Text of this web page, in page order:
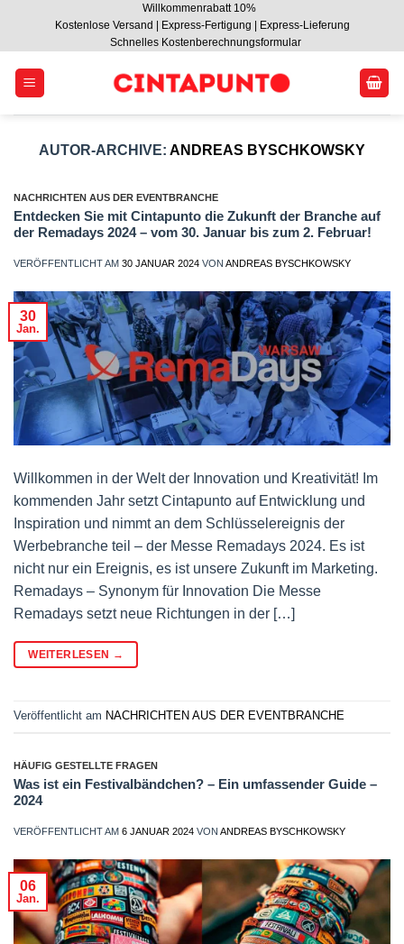
springen
Willkommenrabatt 10%
Kostenlose Versand | Express-Fertigung | Express-Lieferung
Schnelles Kostenberechnungsformular
AUTOR-ARCHIVE: ANDREAS BYSCHKOWSKY
NACHRICHTEN AUS DER EVENTBRANCHE
Entdecken Sie mit Cintapunto die Zukunft der Branche auf
der Remadays 2024 – vom 30. Januar bis zum 2. Februar!
VERÖFFENTLICHT AM 30 JANUAR 2024 VON ANDREAS BYSCHKOWSKY
30
Jan.
Willkommen in der Welt der Innovation und Kreativität! Im
kommenden Jahr setzt Cintapunto auf Entwicklung und
Inspiration und nimmt an dem Schlüsselereignis der
Werbebranche teil – der Messe Remadays 2024. Es ist
nicht nur ein Ereignis, es ist unsere Zukunft im Marketing.
Remadays – Synonym für Innovation Die Messe
Remadays setzt neue Richtungen in der […]
WEITERLESEN →
Veröffentlicht am NACHRICHTEN AUS DER EVENTBRANCHE
HÄUFIG GESTELLTE FRAGEN
Was ist ein Festivalbändchen? – Ein umfassender Guide –
2024
VERÖFFENTLICHT AM 6 JANUAR 2024 VON ANDREAS BYSCHKOWSKY
06
Jan.